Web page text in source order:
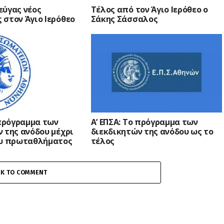
νέος
Άγιο Ιερόθεο
Τέλος από τον Άγιο Ιερόθεο ο
Σάκης Σάσσαλος
των
της ανόδου μέχρι
πρωταθλήματος
Α’ ΕΠΣΑ: Το πρόγραμμα των
διεκδικητών της ανόδου ως το
τέλος
TO COMMENT